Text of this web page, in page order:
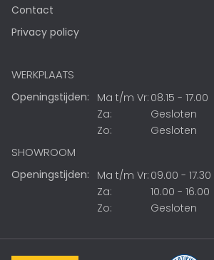
Contact
Privacy policy
WERKPLAATS
Openingstijden: Ma t/m Vr: 08.15 - 17.00
Za:
Gesloten
Zo:
Gesloten
SHOWROOM
Openingstijden: Ma t/m Vr: 09.00 - 17.30
Za:
10.00 - 16.00
Zo:
Gesloten